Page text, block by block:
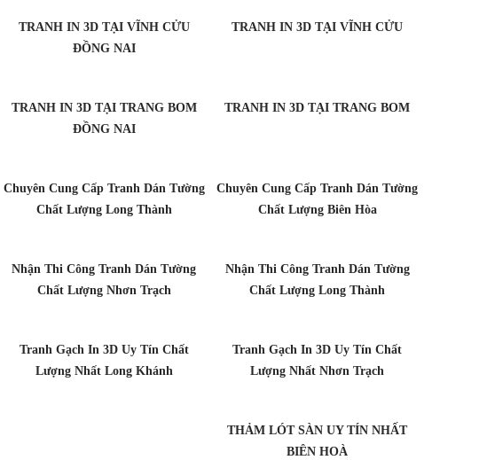
TRANH IN 3D TẠI VĨNH CỬU
ĐỒNG NAI
TRANH IN 3D TẠI VĨNH CỬU
TRANH IN 3D TẠI TRANG BOM
ĐỒNG NAI
TRANH IN 3D TẠI TRANG BOM
Chuyên Cung Cấp Tranh Dán Tường
Chất Lượng Long Thành
Chuyên Cung Cấp Tranh Dán Tường
Chất Lượng Biên Hòa
Nhận Thi Công Tranh Dán Tường
Chất Lượng Nhơn Trạch
Nhận Thi Công Tranh Dán Tường
Chất Lượng Long Thành
Tranh Gạch In 3D Uy Tín Chất
Lượng Nhất Long Khánh
Tranh Gạch In 3D Uy Tín Chất
Lượng Nhất Nhơn Trạch
THẢM LÓT SÀN UY TÍN NHẤT
BIÊN HOÀ